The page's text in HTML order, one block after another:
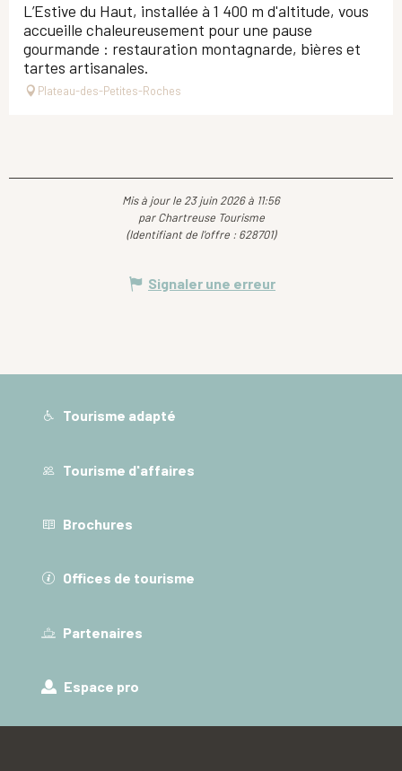
L’Estive du Haut, installée à 1 400 m d'altitude, vous
accueille chaleureusement pour une pause
gourmande : restauration montagnarde, bières et
tartes artisanales.
Plateau-des-Petites-Roches
Mis à jour le 23 juin 2026 à 11:56
par Chartreuse Tourisme
(Identifiant de l'offre : 628701)
Signaler une erreur
Tourisme adapté
Tourisme d'affaires
Brochures
Offices de tourisme
Partenaires
Espace pro